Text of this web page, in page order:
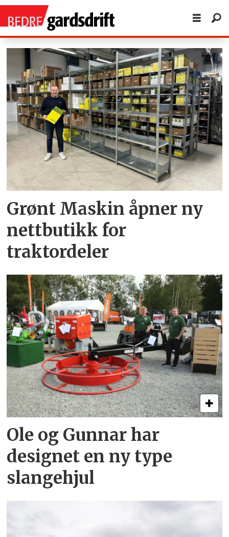
Tag:
grønt
maskin
Grønt Maskin åpner ny
nettbutikk for
traktordeler
Ole og Gunnar har
designet en ny type
slangehjul